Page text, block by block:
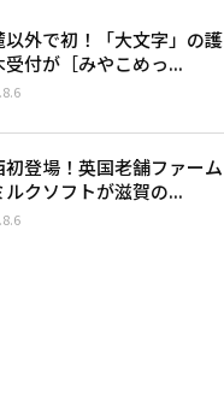
以外で初！「大文字」の護
受付が［みやこめっ...
初登場！英国老舗ファーム
ルクソフトが滋賀の...